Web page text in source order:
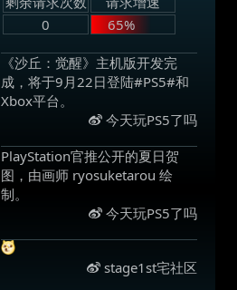
0
65%
《沙丘：觉醒》主机版开发完
成，将于9月22日登陆#PS5#和
Xbox平台。 ​
今天玩PS5了吗
PlayStation官推公开的夏日贺
图，由画师 ryosuketarou 绘
制。 ​
今天玩PS5了吗
stage1st宅社区